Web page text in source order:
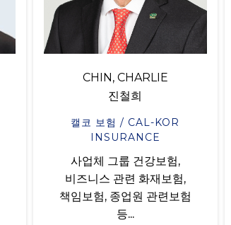
CHIN, CHARLIE
진철희
캘코 보험 / CAL-KOR
INSURANCE
사업체 그룹 건강보험,
비즈니스 관련 화재보험,
책임보험, 종업원 관련보험
등...